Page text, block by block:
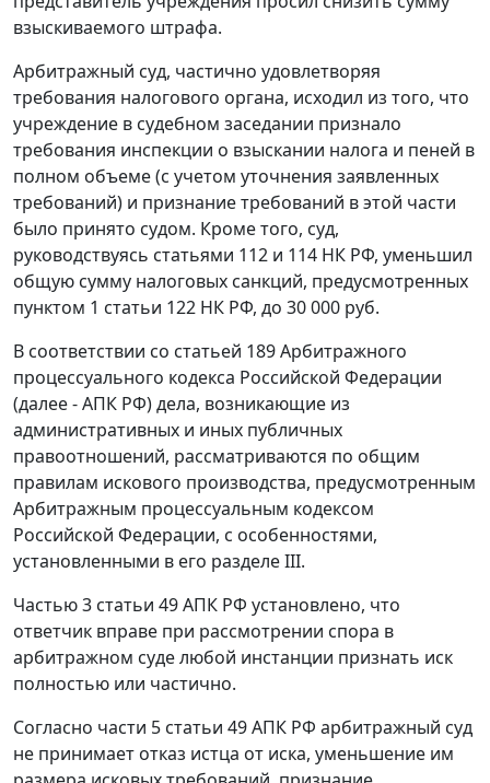
взыскиваемого штрафа.
Арбитражный суд, частично удовлетворяя
требования налогового органа, исходил из того, что
учреждение в судебном заседании признало
требования инспекции о взыскании налога и пеней в
полном объеме (с учетом уточнения заявленных
требований) и признание требований в этой части
было принято судом. Кроме того, суд,
руководствуясь статьями 112 и 114 НК РФ, уменьшил
общую сумму налоговых санкций, предусмотренных
пунктом 1 статьи 122 НК РФ, до 30 000 руб.
В соответствии со статьей 189Арбитражного
процессуального кодекса Российской Федерации
(далее - АПК РФ) дела, возникающие из
административных и иных публичных
правоотношений, рассматриваются по общим
правилам искового производства, предусмотренным
Арбитражным процессуальным кодексом
Российской Федерации, с особенностями,
установленными в его разделе III.
Частью 3 статьи 49АПК РФ установлено, что
ответчик вправе при рассмотрении спора в
арбитражном суде любой инстанции признать иск
полностью или частично.
Согласно части 5 статьи 49АПК РФ арбитражный суд
не принимает отказ истца от иска, уменьшение им